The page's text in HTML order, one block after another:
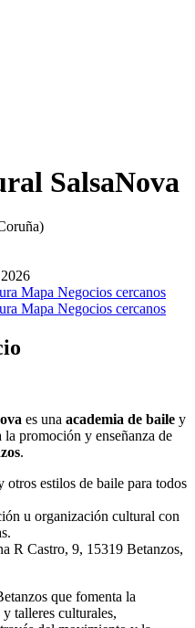
SalsaNova
Mapa Negocios cercanos
Mapa Negocios cercanos
es una academia de baile y
promoción y enseñanza de
.
otros estilos de baile para todos
u organización cultural con
R Castro, 9, 15319 Betanzos,
que fomenta la
talleres culturales,